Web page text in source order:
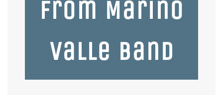
From Marino
Valle Band